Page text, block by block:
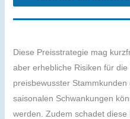
Diese Preisstrategie mag
aber erhebliche Risiken für
preisbewusster
saisonalen Schwankungen
werden. Zudem schadet